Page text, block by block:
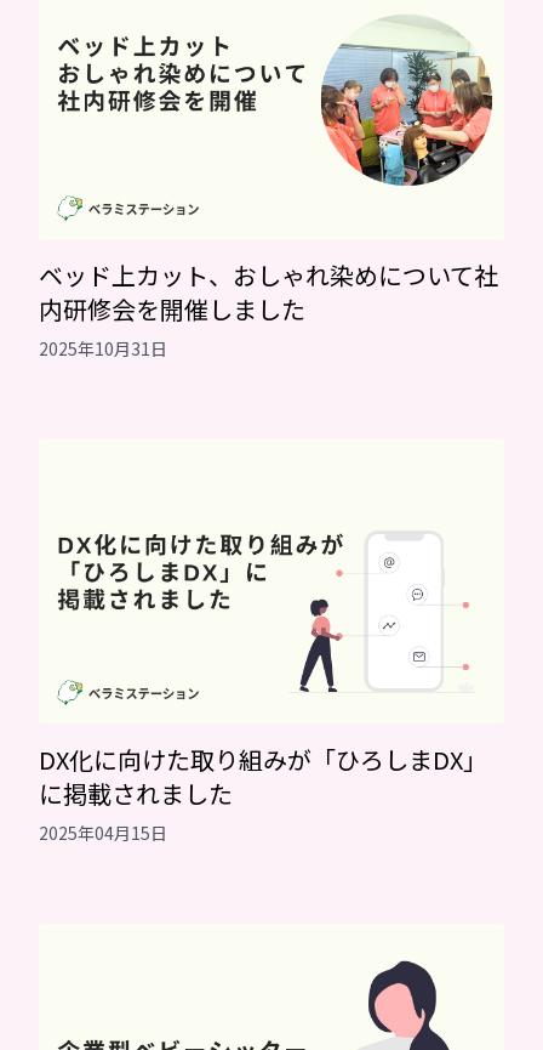
ベッド上カット、おしゃれ染めについて社
内研修会を開催しました
2025年10月31日
DX化に向けた取り組みが「ひろしまDX」
に掲載されました
2025年04月15日